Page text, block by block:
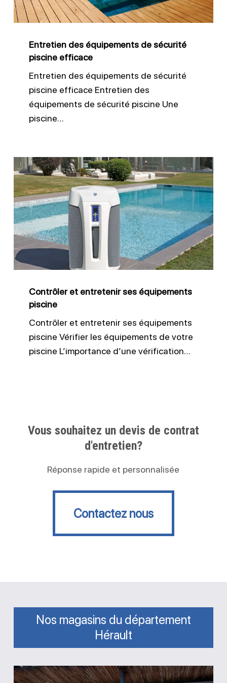
efficace
Entretien des équipements de sécurité
piscine efficace
Entretien des équipements de sécurité
piscine efficace Entretien des
équipements de sécurité piscine Une
piscine…
Contrôler
et
entretenir
ses
équipements
piscine
Contrôler et entretenir ses équipements
piscine
Contrôler et entretenir ses équipements
piscine Vérifier les équipements de votre
piscine L’importance d’une vérification…
Vous souhaitez un devis de contrat
d'entretien?
Réponse rapide et personnalisée
Contactez nous
Contactez nous
Nos magasins du département
Hérault
Magasin